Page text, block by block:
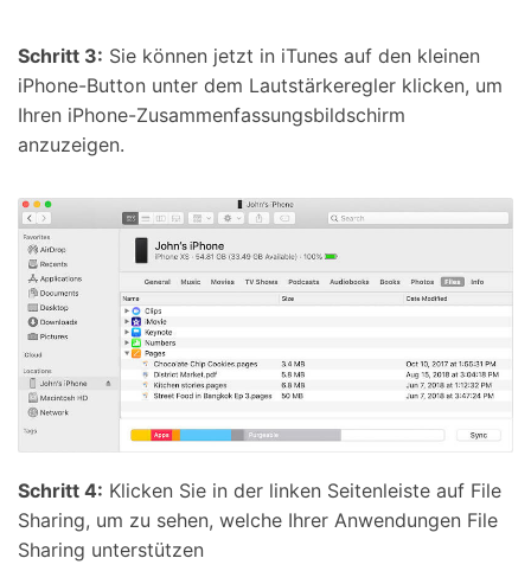
Schritt 3: Sie können jetzt in iTunes auf den kleinen
iPhone-Button unter dem Lautstärkeregler klicken, um
Ihren iPhone-Zusammenfassungsbildschirm
anzuzeigen.
Schritt 4: Klicken Sie in der linken Seitenleiste auf File
Sharing, um zu sehen, welche Ihrer Anwendungen File
Sharing unterstützen